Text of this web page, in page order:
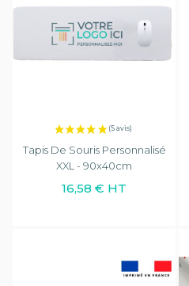
Tapis De Souris Personnalisé
XXL - 90x40cm
16,58 € HT